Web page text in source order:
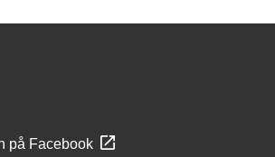
på Facebook